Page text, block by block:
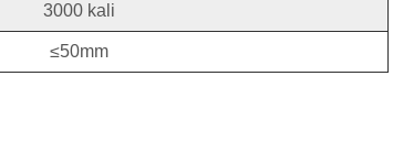
3000 kali
≤50mm